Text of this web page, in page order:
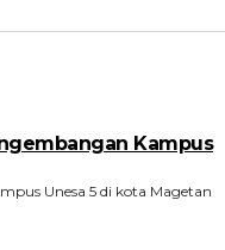
Kampus
Unesa 5 di kota Magetan